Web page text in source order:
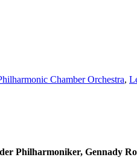
Chamber Orchestra,
Philharmoniker, Gennady